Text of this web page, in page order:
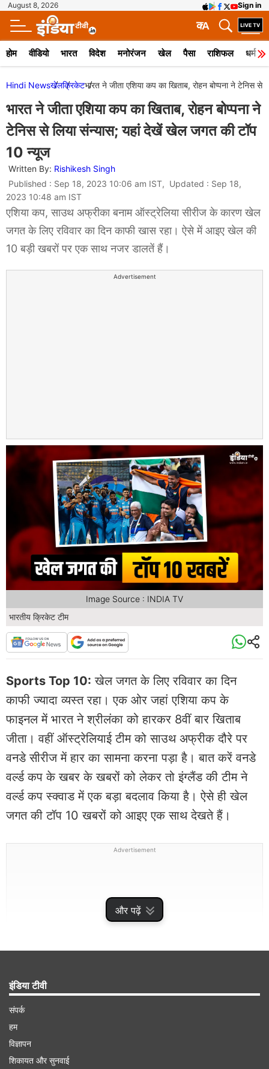
August 8, 2026 Sign in
A
क
होम वीडियो भारत विदेश मनोरंजन खेल पैसा राशिफल धर्म
और पढ़ें
Hindi Newsखेलक्रिकेटभारत ने जीता एशिया कप का खिताब, रोहन बोप्पना ने
भारत ने जीता एशिया कप का खिताब, रोहन बोप्पना ने
टेनिस से लिया संन्यास; यहां देखें खेल जगत की टॉप
10 न्यूज
Written By: Rishikesh Singh
Published : Sep 18, 2023 10:06 am IST, Updated : Sep 18,
2023 10:48 am IST
एशिया कप, साउथ अफ्रीका बनाम ऑस्ट्रेलिया सीरीज के कारण खेल
जगत के लिए रविवार का दिन काफी खास रहा। ऐसे में आइए खेल की
10 बड़ी खबरों पर एक साथ नजर डालतें हैं।
Advertisement
भारतीय क्रिकेट टीम
Image Source : INDIA TV
Sports Top 10: खेल जगत के लिए रविवार का दिन
काफी ज्यादा व्यस्त रहा। एक ओर जहां एशिया कप के
फाइनल में भारत ने श्रीलंका को हारकर 8वीं बार खिताब
जीता। वहीं ऑस्ट्रेलियाई टीम को साउथ अफ्रीक दौरे पर
वनडे सीरीज में हार का सामना करना पड़ा है। बात करें वनडे
वर्ल्ड कप के खबर के खबरों को लेकर तो इंग्लैंड की टीम ने
वर्ल्ड कप स्क्वाड में एक बड़ा बदलाव किया है। ऐसे ही खेल
जगत की टॉप 10 खबरों को आइए एक साथ देखते हैं।
Advertisement
भारत ने जीता एशिया कप
इंडिया टीवी
संपर्क
हम
विज्ञापन
शिकायत और सुनवाई